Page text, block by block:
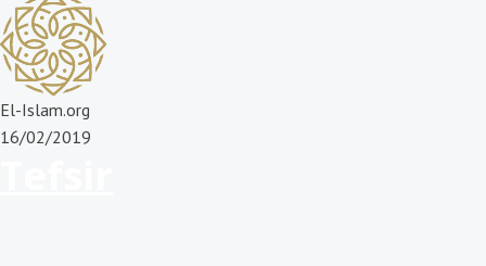
El-Islam.org
16/02/2019